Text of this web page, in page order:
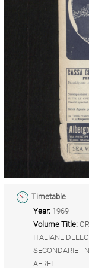
Timetable
Year: 1969
Volume Title:
ITALIANE
SECONDARIE -
AEREI